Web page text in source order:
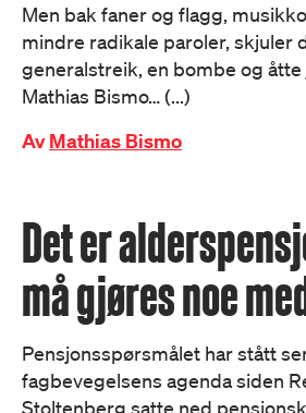
Men bak faner og flagg,
mindre radikale paroler, skjuler
generalstreik, en bombe og
Mathias Bismo… (...)
AvMathias Bismo
Det er
må gjøres noe
Pensjonsspørsmålet har stått
fagbevegelsens agenda siden
Stoltenberg satte ned